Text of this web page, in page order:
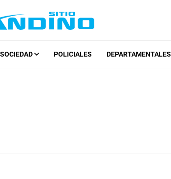
SOCIEDAD POLICIALES DEPARTAMENTALES